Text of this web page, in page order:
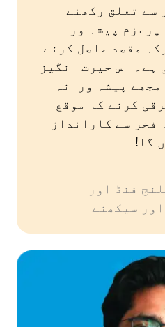
سے تعلق رکھنے
پرعزم پیشہ ور
مقصد حاصل کرنے
ہے۔ اس حیرت انگیز
پیشہ ورانہ
کرنے کا موقع
فخر سے کارانداز
گا!
فنڈ اور
سیکھنے